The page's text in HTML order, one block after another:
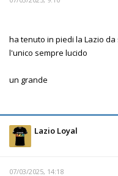
ha tenuto in piedi la Lazio da
l'unico sempre lucido
un grande
Lazio Loyal
07/03/2025, 14:18